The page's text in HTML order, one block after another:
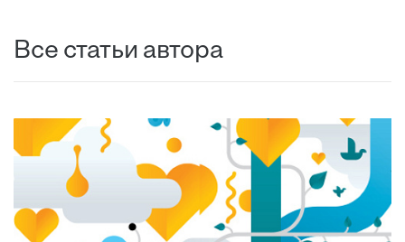
Все статьи автора